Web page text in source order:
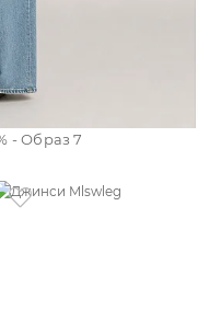
- Образ 7